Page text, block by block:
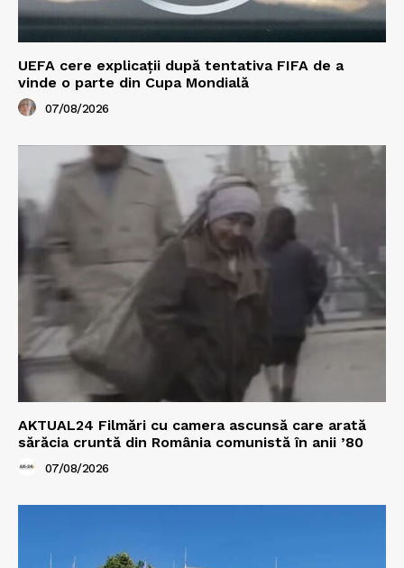
UEFA cere explicații după tentativa FIFA de a
vinde o parte din Cupa Mondială
07/08/2026
AKTUAL24 Filmări cu camera ascunsă care arată
sărăcia cruntă din România comunistă în anii ’80
07/08/2026